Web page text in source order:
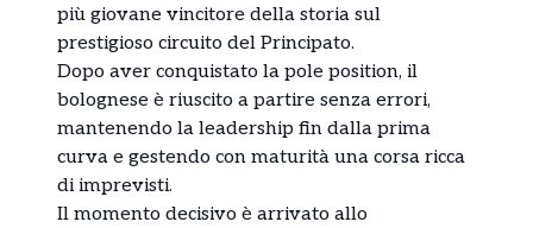
più giovane vincitore della storia sul
prestigioso circuito del Principato.
Dopo aver conquistato la pole position, il
bolognese è riuscito a partire senza errori,
mantenendo la leadership fin dalla prima
curva e gestendo con maturità una corsa ricca
di imprevisti.
Il momento decisivo è arrivato allo